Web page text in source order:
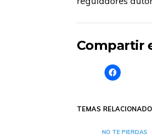
Compartir
TEMAS
NO TE PIERDAS